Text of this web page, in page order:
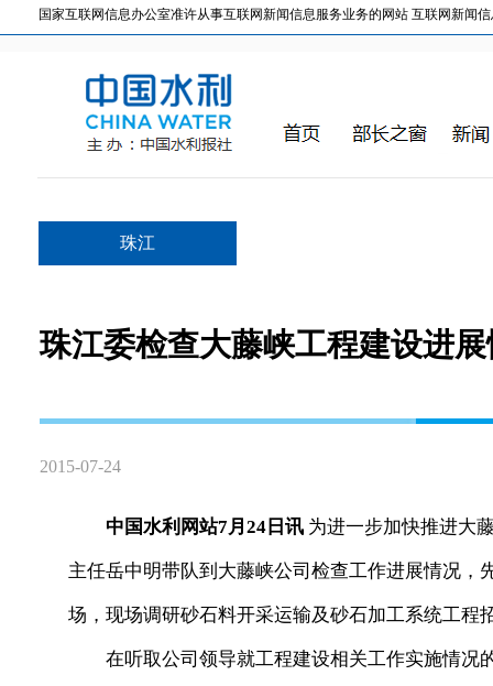
国家互联网信息办公室准许从事互联网新闻信息服务业务的网站 互联网新闻信
珠江
珠江委检查大藤峡工程建设进
2015-07-24
中国水利网站7月24日讯 为进一步加快推进大
主任岳中明带队到大藤峡公司检查工作进展情况
场，现场调研砂石料开采运输及砂石加工系统工程
在听取公司领导就工程建设相关工作实施情况